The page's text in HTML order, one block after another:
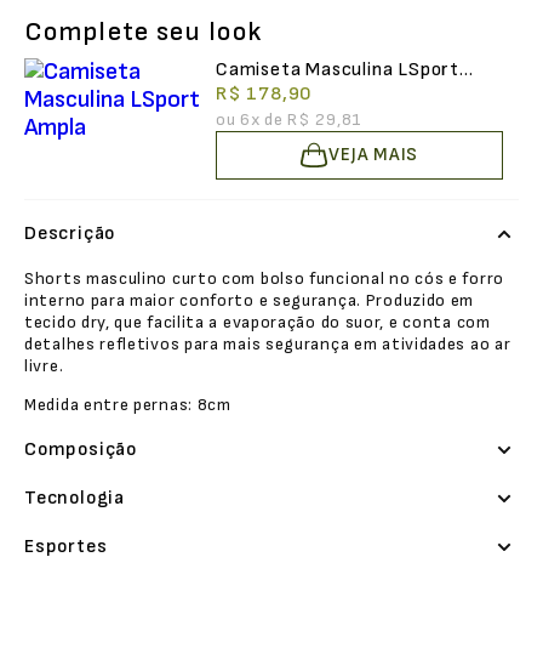
Complete seu look
Camiseta Masculina LSport
Ampla
R$ 178,90
ou 6x de R$ 29,81
VEJA MAIS
Descrição
Shorts masculino curto com bolso funcional no cós e forro
interno para maior conforto e segurança. Produzido em
tecido dry, que facilita a evaporação do suor, e conta com
detalhes refletivos para mais segurança em atividades ao ar
livre.
Medida entre pernas: 8cm
Composição
Tecnologia
Esportes